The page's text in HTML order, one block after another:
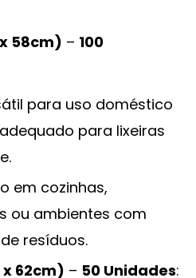
58cm) – 100
para uso doméstico
para lixeiras
em cozinhas,
ou ambientes com
resíduos.
62cm) – 50 Unidades: